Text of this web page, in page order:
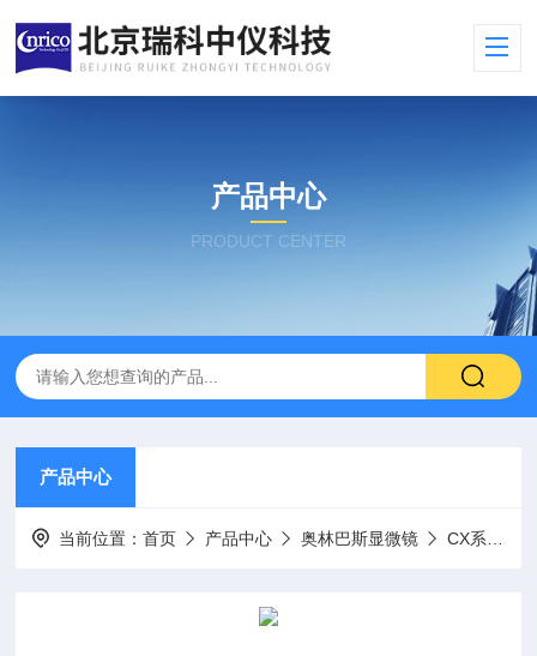
产品中心
PRODUCT CENTER
产品中心
当前位置：首页 产品中心 奥林巴斯显微镜 CX系列生物显微镜